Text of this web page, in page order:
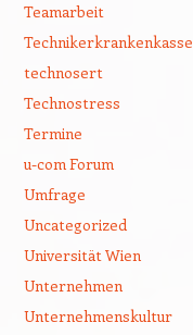
Teamarbeit
Technikerkrankenkasse
technosert
Technostress
Termine
u-com Forum
Umfrage
Uncategorized
Universität Wien
Unternehmen
Unternehmenskultur